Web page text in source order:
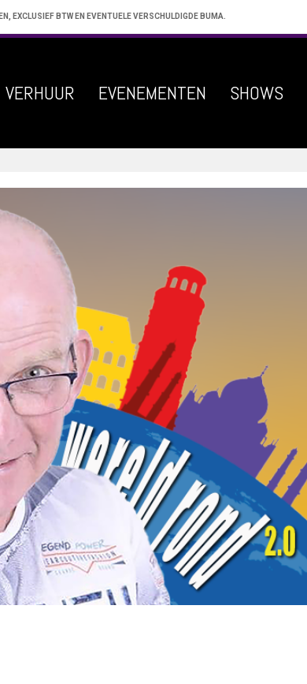
EXCLUSIEF BTW EN EVENTUELE VERSCHULDIGDE BUMA.
VERHUUR EVENEMENTEN SHOWS